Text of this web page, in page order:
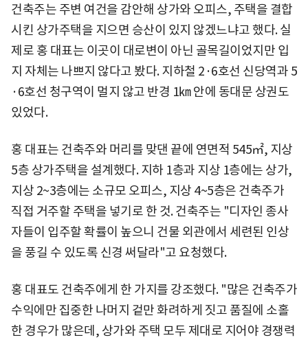
건축주는 주변 여건을 감안해 상가와 오피스, 주택을 결합
시킨 상가주택을 지으면 승산이 있지 않겠느냐고 했다. 실
제로 홍 대표는 이곳이 대로변이 아닌 골목길이었지만 입
지 자체는 나쁘지 않다고 봤다. 지하철 2·6호선 신당역과 5
·6호선 청구역이 멀지 않고 반경 1㎞ 안에 동대문 상권도
있었다.
홍 대표는 건축주와 머리를 맞댄 끝에 연면적 545㎡, 지상
5층 상가주택을 설계했다. 지하 1층과 지상 1층에는 상가,
지상 2~3층에는 소규모 오피스, 지상 4~5층은 건축주가
직접 거주할 주택을 넣기로 한 것. 건축주는 "디자인 종사
자들이 입주할 확률이 높으니 건물 외관에서 세련된 인상
을 풍길 수 있도록 신경 써달라"고 요청했다.
홍 대표도 건축주에게 한 가지를 강조했다. "많은 건축주가
수익에만 집중한 나머지 겉만 화려하게 짓고 품질에 소홀
한 경우가 많은데, 상가와 주택 모두 제대로 지어야 경쟁력